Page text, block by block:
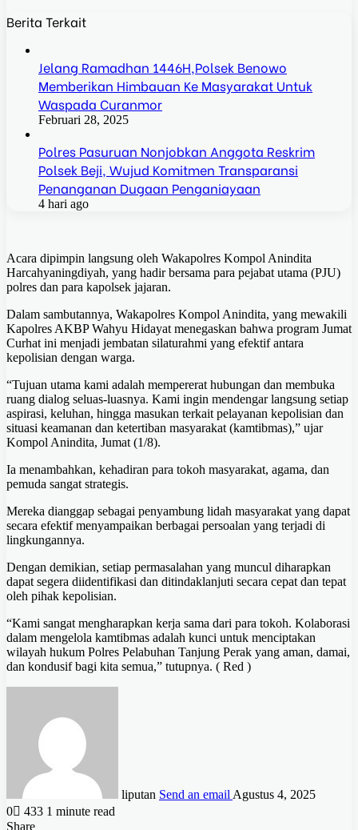
Berita Terkait
Jelang Ramadhan 1446H,Polsek Benowo
Memberikan Himbauan Ke Masyarakat Untuk
Waspada Curanmor
Februari 28, 2025
Polres Pasuruan Nonjobkan Anggota Reskrim
Polsek Beji, Wujud Komitmen Transparansi
Penanganan Dugaan Penganiayaan
4 hari ago
Acara dipimpin langsung oleh Wakapolres Kompol Anindita
Harcahyaningdiyah, yang hadir bersama para pejabat utama (PJU)
polres dan para kapolsek jajaran.
Dalam sambutannya, Wakapolres Kompol Anindita, yang mewakili
Kapolres AKBP Wahyu Hidayat menegaskan bahwa program Jumat
Curhat ini menjadi jembatan silaturahmi yang efektif antara
kepolisian dengan warga.
“Tujuan utama kami adalah mempererat hubungan dan membuka
ruang dialog seluas-luasnya. Kami ingin mendengar langsung setiap
aspirasi, keluhan, hingga masukan terkait pelayanan kepolisian dan
situasi keamanan dan ketertiban masyarakat (kamtibmas),” ujar
Kompol Anindita, Jumat (1/8).
Ia menambahkan, kehadiran para tokoh masyarakat, agama, dan
pemuda sangat strategis.
Mereka dianggap sebagai penyambung lidah masyarakat yang dapat
secara efektif menyampaikan berbagai persoalan yang terjadi di
lingkungannya.
Dengan demikian, setiap permasalahan yang muncul diharapkan
dapat segera diidentifikasi dan ditindaklanjuti secara cepat dan tepat
oleh pihak kepolisian.
“Kami sangat mengharapkan kerja sama dari para tokoh. Kolaborasi
dalam mengelola kamtibmas adalah kunci untuk menciptakan
wilayah hukum Polres Pelabuhan Tanjung Perak yang aman, damai,
dan kondusif bagi kita semua,” tutupnya. ( Red )
liputan Send an email Agustus 4, 2025
0
433 1 minute read
Share